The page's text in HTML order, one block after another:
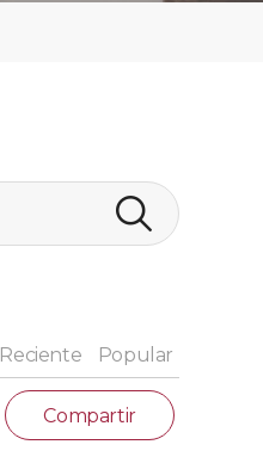
Reciente Popular
Compartir